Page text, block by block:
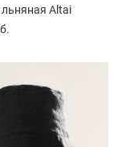
Altai